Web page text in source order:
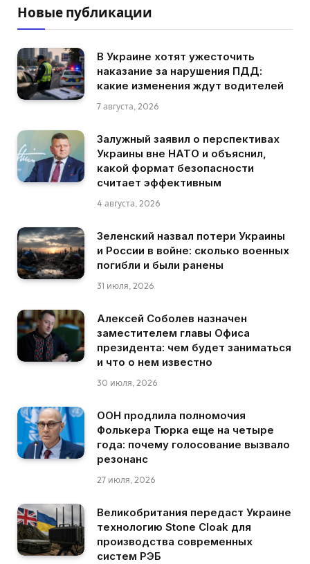
Новые публикации
В Украине хотят ужесточить
наказание за нарушения ПДД:
какие изменения ждут водителей
7 августа, 2026
Залужный заявил о перспективах
Украины вне НАТО и объяснил,
какой формат безопасности
считает эффективным
4 августа, 2026
Зеленский назвал потери Украины
и России в войне: сколько военных
погибли и были ранены
31 июля, 2026
Алексей Соболев назначен
заместителем главы Офиса
президента: чем будет заниматься
и что о нем известно
30 июля, 2026
ООН продлила полномочия
Фолькера Тюрка еще на четыре
года: почему голосование вызвало
резонанс
27 июля, 2026
Великобритания передаст Украине
технологию Stone Cloak для
производства современных
систем РЭБ